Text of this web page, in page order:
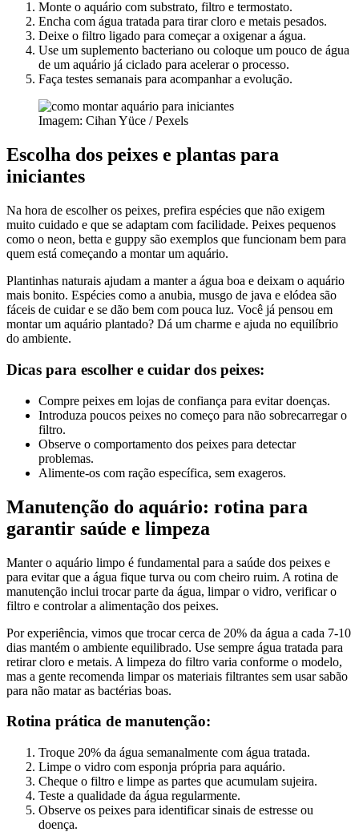
Monte o aquário com substrato, filtro e termostato.
Encha com água tratada para tirar cloro e metais pesados.
Deixe o filtro ligado para começar a oxigenar a água.
Use um suplemento bacteriano ou coloque um pouco de água
de um aquário já ciclado para acelerar o processo.
Faça testes semanais para acompanhar a evolução.
Imagem: Cihan Yüce / Pexels
Escolha dos peixes e plantas para
iniciantes
Na hora de escolher os peixes, prefira espécies que não exigem
muito cuidado e que se adaptam com facilidade. Peixes pequenos
como o neon, betta e guppy são exemplos que funcionam bem para
quem está começando a montar um aquário.
Plantinhas naturais ajudam a manter a água boa e deixam o aquário
mais bonito. Espécies como a anubia, musgo de java e elódea são
fáceis de cuidar e se dão bem com pouca luz. Você já pensou em
montar um aquário plantado? Dá um charme e ajuda no equilíbrio
do ambiente.
Dicas para escolher e cuidar dos peixes:
Compre peixes em lojas de confiança para evitar doenças.
Introduza poucos peixes no começo para não sobrecarregar o
filtro.
Observe o comportamento dos peixes para detectar
problemas.
Alimente-os com ração específica, sem exageros.
Manutenção do aquário: rotina para
garantir saúde e limpeza
Manter o aquário limpo é fundamental para a saúde dos peixes e
para evitar que a água fique turva ou com cheiro ruim. A rotina de
manutenção inclui trocar parte da água, limpar o vidro, verificar o
filtro e controlar a alimentação dos peixes.
Por experiência, vimos que trocar cerca de 20% da água a cada 7-10
dias mantém o ambiente equilibrado. Use sempre água tratada para
retirar cloro e metais. A limpeza do filtro varia conforme o modelo,
mas a gente recomenda limpar os materiais filtrantes sem usar sabão
para não matar as bactérias boas.
Rotina prática de manutenção:
Troque 20% da água semanalmente com água tratada.
Limpe o vidro com esponja própria para aquário.
Cheque o filtro e limpe as partes que acumulam sujeira.
Teste a qualidade da água regularmente.
Observe os peixes para identificar sinais de estresse ou
doença.